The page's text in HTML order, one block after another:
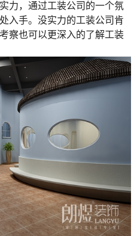
力，通过工装公司的一个氛
入手。没实力的工装公司肯
察也可以更深入的了解工装